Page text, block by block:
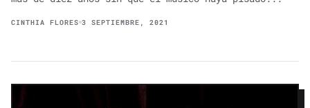
CINTHIA FLORES 3 SEPTIEMBRE, 2021